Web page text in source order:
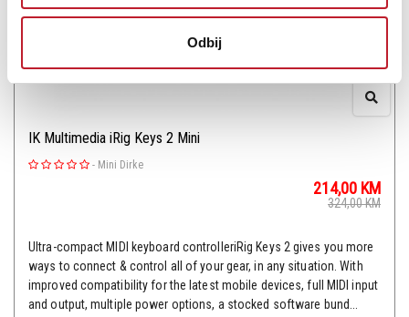
Odbij
IK Multimedia iRig Keys 2 Mini
- Mini Dirke
214,00 KM
324,00KM
Ultra-compact MIDI keyboard controlleriRig Keys 2 gives you more
ways to connect & control all of your gear, in any situation. With
improved compatibility for the latest mobile devices, full MIDI input
and output, multiple power options, a stocked software bund...